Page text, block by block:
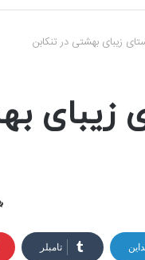
زیبای بهشتی در تنکابن
زیبای
تامبلر